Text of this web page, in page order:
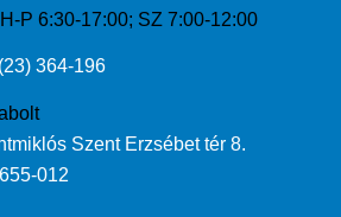
P 6:30-17:00; SZ 7:00-12:00
364-196
Szent Erzsébet tér 8.
012